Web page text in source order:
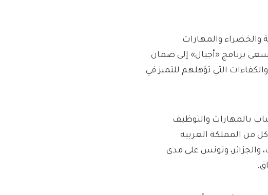
والخضراء والمهارات
برنامج «أجيال» إلى ضمان
التي تؤهلهم للتميز في
بالمهارات والتوظيف
من المملكة العربية
والجزائر، وتونس على مدى